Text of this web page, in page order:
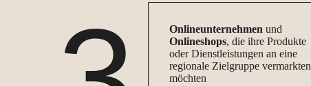
Onlineunternehmen und
Onlineshops, die ihre Produkte
oder Dienstleistungen an eine
regionale Zielgruppe vermarkten
möchten